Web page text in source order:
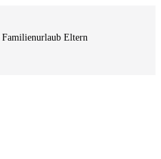
Familienurlaub Eltern